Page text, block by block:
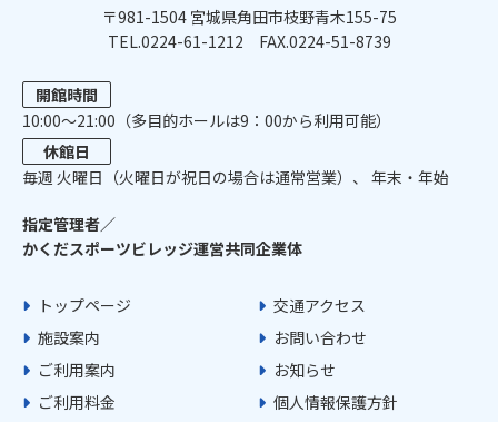
〒981-1504 宮城県角田市枝野青木155-75
TEL.0224-61-1212
FAX.0224-51-8739
開館時間
10:00〜21:00（多目的ホールは9：00から利用可能）
休館日
毎週 ⽕曜⽇（火曜日が祝日の場合は通常営業）、 年末・年始
指定管理者／
かくだスポーツビレッジ運営共同企業体
トップページ
施設案内
ご利用案内
ご利用料金
交通アクセス
お問い合わせ
お知らせ
個人情報保護方針